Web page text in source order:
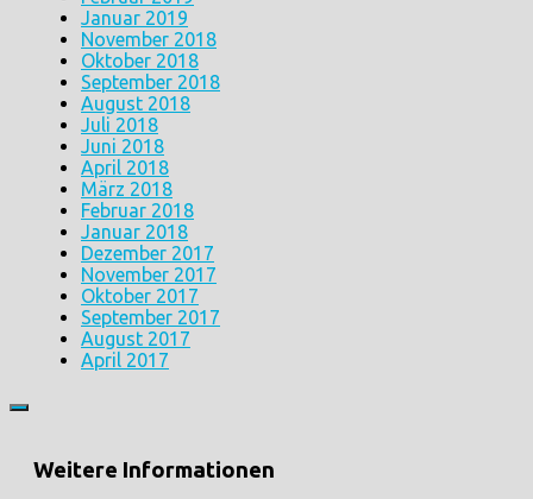
Januar 2019
November 2018
Oktober 2018
September 2018
August 2018
Juli 2018
Juni 2018
April 2018
März 2018
Februar 2018
Januar 2018
Dezember 2017
November 2017
Oktober 2017
September 2017
August 2017
April 2017
Weitere Informationen